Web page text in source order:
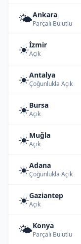
🌤️Ankara
Parçalı Bulutlu
☀️İzmir
Açık
☀️Antalya
Çoğunlukla Açık
☀️Bursa
Açık
☀️Muğla
Açık
☀️Adana
Çoğunlukla Açık
☀️Gaziantep
Açık
🌤️Konya
Parçalı Bulutlu